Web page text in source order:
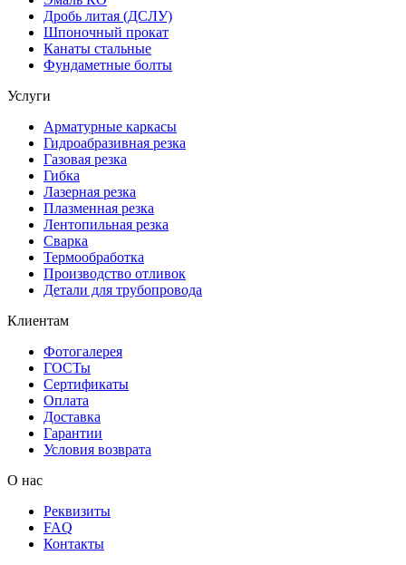
Дробь литая (ДСЛУ)
Шпоночный прокат
Канаты стальные
Фундаметные болты
Услуги
Арматурные каркасы
Гидроабразивная резка
Газовая резка
Гибка
Лазерная резка
Плазменная резка
Лентопильная резка
Сварка
Термообработка
Производство отливок
Детали для трубопровода
Клиентам
Фотогалерея
ГОСТы
Сертификаты
Оплата
Доставка
Гарантии
Условия возврата
О нас
Реквизиты
FAQ
Контакты